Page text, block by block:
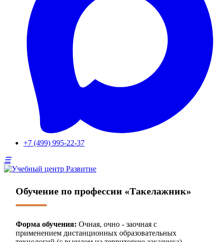
+7 (499) 995-22-37
Обучение по профессии «Такелажник»
Форма обучения: Очная, очно - заочная с
применением дистанционных образовательных